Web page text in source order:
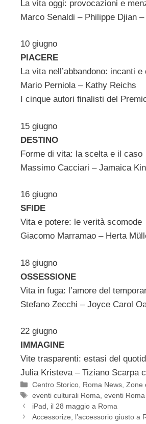
La vita oggi: provocazioni e
Marco Senaldi – Philippe Djian
10 giugno
PIACERE
La vita nell’abbandono: incanti e
Mario Perniola – Kathy Reichs
I cinque autori finalisti del
15 giugno
DESTINO
Forme di vita: la scelta e il caso
Massimo Cacciari – Jamaica
16 giugno
SFIDE
Vita e potere: le verità scomode
Giacomo Marramao – Herta
18 giugno
OSSESSIONE
Vita in fuga: l’amore del
Stefano Zecchi – Joyce Carol
22 giugno
IMMAGINE
Vite trasparenti: estasi del
Julia Kristeva – Tiziano Scarpa
Categorie
Centro Storico Roma News ,Zone
Tag
eventi culturali Roma ,eventi
iPad, il 28 maggio a Roma
Accessorize, l’accessorio giusto a